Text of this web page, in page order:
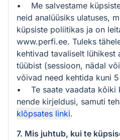
• Me salvestame
neid analüüsiks ulatuses,
küpsiste poliitikas ja on
www.perfi.ee. Tuleks
kehtivad tavaliselt lühikest
tüübist (sessioon, nädal
võivad need kehtida kuni
• Te saate vaadata kõiki
nende kirjeldusi, samuti
klõpsates linki.
7. Mis juhtub, kui te